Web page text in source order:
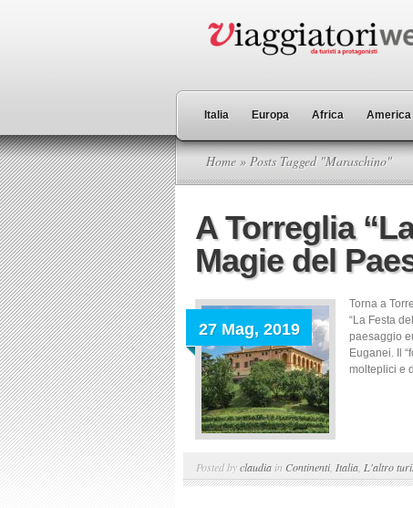
Italia Europa Africa America
Home » Posts Tagged "Maraschino"
A Torreglia
Magie del
27 Mag, 2019
Torna a
“La Festa
paesaggio
Euganei. Il
molteplici e
Posted byclaudia in Continenti, Italia L'altro